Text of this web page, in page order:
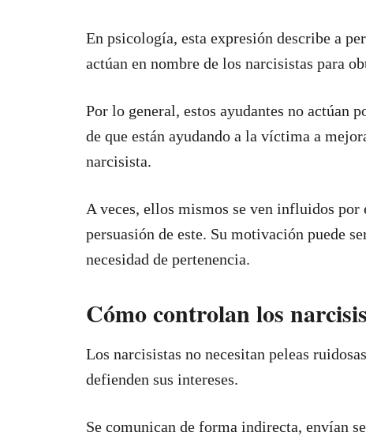
En psicología, esta expresión describe a
actúan en nombre de los narcisistas para
Por lo general, estos ayudantes no actúan
de que están ayudando a la víctima a
narcisista.
A veces, ellos mismos se ven influidos por
persuasión de este. Su motivación puede
necesidad de pertenencia.
Cómo controlan los
Los narcisistas no necesitan peleas
defienden sus intereses.
Se comunican de forma indirecta, envían